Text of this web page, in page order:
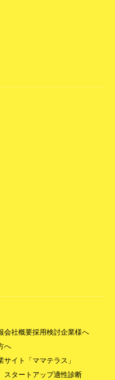
会社概要採用検討企業様へ
へ
イト「ママテラス」
スタートアップ適性診断